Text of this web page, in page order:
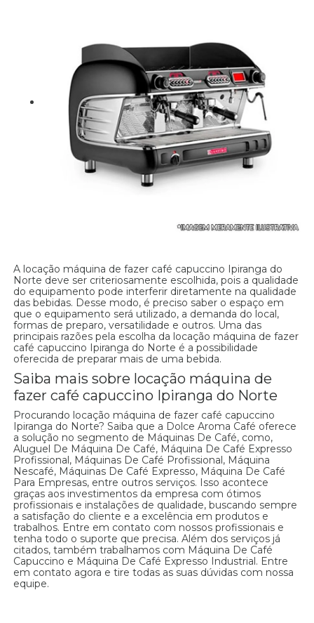
A locação máquina de fazer café capuccino Ipiranga do
Norte deve ser criteriosamente escolhida, pois a qualidade
do equipamento pode interferir diretamente na qualidade
das bebidas. Desse modo, é preciso saber o espaço em
que o equipamento será utilizado, a demanda do local,
formas de preparo, versatilidade e outros. Uma das
principais razões pela escolha da locação máquina de fazer
café capuccino Ipiranga do Norte é a possibilidade
oferecida de preparar mais de uma bebida.
Saiba mais sobre locação máquina de
fazer café capuccino Ipiranga do Norte
Procurando locação máquina de fazer café capuccino
Ipiranga do Norte? Saiba que a Dolce Aroma Café oferece
a solução no segmento de Máquinas De Café, como,
Aluguel De Máquina De Café, Máquina De Café Expresso
Profissional, Máquinas De Café Profissional, Máquina
Nescafé, Máquinas De Café Expresso, Máquina De Café
Para Empresas, entre outros serviços. Isso acontece
graças aos investimentos da empresa com ótimos
profissionais e instalações de qualidade, buscando sempre
a satisfação do cliente e a excelência em produtos e
trabalhos. Entre em contato com nossos profissionais e
tenha todo o suporte que precisa. Além dos serviços já
citados, também trabalhamos com Máquina De Café
Capuccino e Máquina De Café Expresso Industrial. Entre
em contato agora e tire todas as suas dúvidas com nossa
equipe.